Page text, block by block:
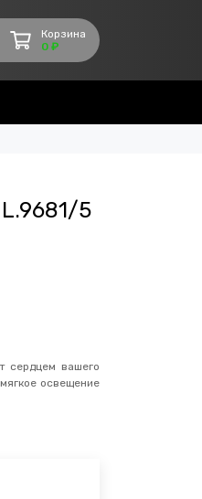
Корзина
0 ₽
5
сердцем вашего
освещение